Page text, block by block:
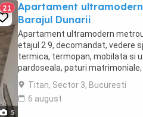
5
21
Apartament
Barajul Dunarii
Apartament ultramodern
etajul 2 9, decomandat, vedere
termica, termopan, mobilata si
pardoseala, paturi
ultramoderna, masina de spalat,
Titan, Sector 3, Bucuresti
6 august